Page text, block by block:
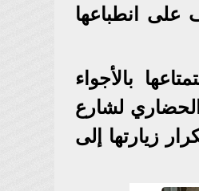
انطباعها
بالأجواء
الحضاري لشارع
زيارتها إلى